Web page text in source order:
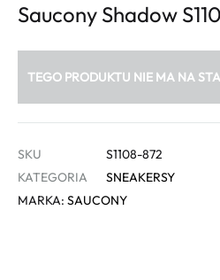
Saucony Shadow
TEGO PRODUKTU NIE MA NA
SKU
S1108-872
KATEGORIA
SNEAKERSY
MARKA: SAUCONY